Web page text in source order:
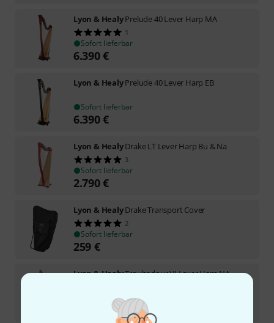
Lyon & HealyPrelude 40 Lever Harp MA
1
Sofort lieferbar
6.390€
Lyon & HealyPrelude 40 Lever Harp EB
Sofort lieferbar
6.390€
Lyon & HealyDrake LT Lever Harp Bu & Na
3
Sofort lieferbar
2.790€
Lyon & HealyDrake Transport Cover
2
Sofort lieferbar
259 €
Lyon & HealyTroubadour VI Lever Harp NA
Sofort lieferbar